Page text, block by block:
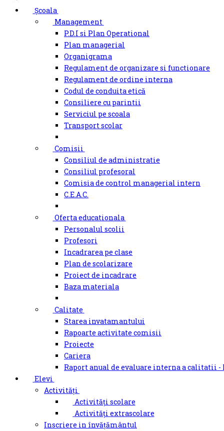
Școala
Management
P.D.I si Plan Operational
Plan managerial
Organigrama
Regulament de organizare si functionare
Regulament de ordine interna
Codul de conduita etică
Consiliere cu parintii
Serviciul pe scoala
Transport scolar
Comisii
Consiliul de administratie
Consiliul profesoral
Comisia de control managerial intern
C.E.A.C.
Oferta educationala
Personalul scolii
Profesori
Incadrarea pe clase
Plan de scolarizare
Proiect de incadrare
Baza materiala
Calitate
Starea invatamantului
Rapoarte activitate comisii
Proiecte
Cariera
Raport anual de evaluare interna a calitatii -
Elevi
Activități
Activități scolare
Activități extrascolare
Inscriere in învățământul